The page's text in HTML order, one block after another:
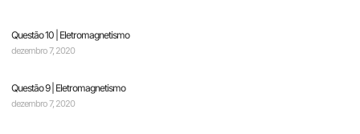
Questão 10 | Eletromagnetismo
dezembro 7, 2020
Questão 9 | Eletromagnetismo
dezembro 7, 2020